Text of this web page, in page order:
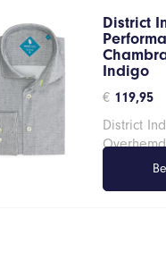
District
Indigo
€ 119,95
District